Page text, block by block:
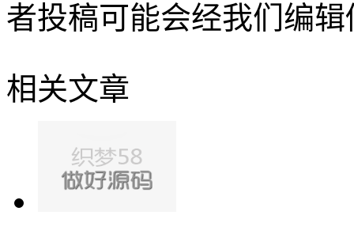
者投稿可能会经我们编
相关文章